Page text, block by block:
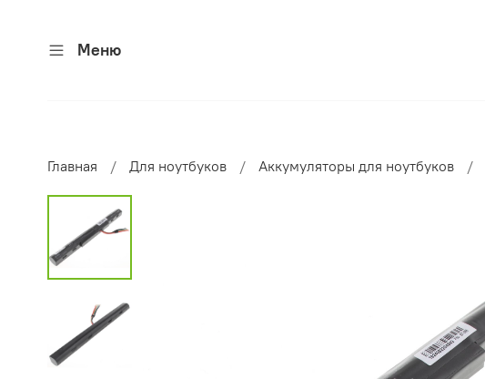
Меню
Главная Для ноутбуков Аккумуляторы для ноутбуков